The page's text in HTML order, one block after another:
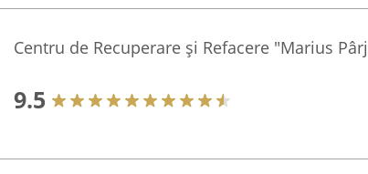
Centru de Recuperare și Refacere "Marius
9.5